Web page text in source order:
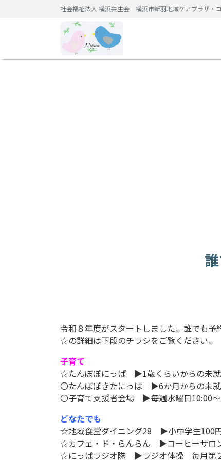
社会福祉法人 横浜共生会 横浜市新羽地域ケアプラザ・
令和８年度がスタートしました。誰でも予
☆の詳細は下段のチラシをご覧ください。
子育て
☆たんぽぽにっぱ ▶1歳くらいからの未
〇たんぽぽきたにっぱ ▶6か月からの未
〇子育て支援者会場 ▶毎週水曜日10:00
どなたでも
☆地域食堂ダイニング28 ▶小中学生100
☆カフェ・ド・らんらん ▶コーヒーサ
☆にっぱラジオ隊 ▶ラジオ体操 毎月第